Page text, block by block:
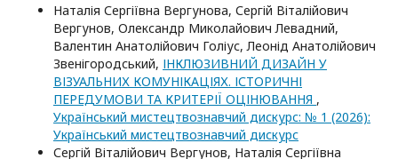
Наталія Сергіївна Вергунова, Сергій Віталійович
Вергунов, Олександр Миколайович Левадний,
Валентин Анатолійович Голіус, Леонід Анатолійович
Звенігородський, ІНКЛЮЗИВНИЙ ДИЗАЙН У
ВІЗУАЛЬНИХ КОМУНІКАЦІЯХ. ІСТОРИЧНІ
ПЕРЕДУМОВИ ТА КРИТЕРІЇ ОЦІНЮВАННЯ ,
Український мистецтвознавчий дискурс: № 1 (2026):
Український мистецтвознавчий дискурс
Сергій Віталійович Вергунов, Наталія Сергіївна